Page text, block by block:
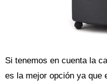
Si tenemos en cuenta la
es la mejor opción ya que